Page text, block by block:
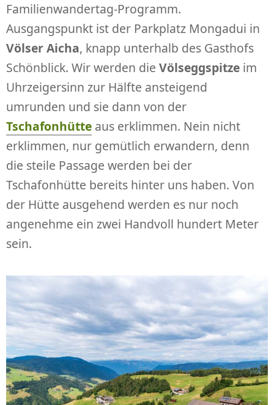
Familienwandertag-Programm.
Ausgangspunkt ist der Parkplatz Mongadui in
Völser Aicha, knapp unterhalb des Gasthofs
Schönblick. Wir werden die Völseggspitze im
Uhrzeigersinn zur Hälfte ansteigend
umrunden und sie dann von der
Tschafonhütte aus erklimmen. Nein nicht
erklimmen, nur gemütlich erwandern, denn
die steile Passage werden bei der
Tschafonhütte bereits hinter uns haben. Von
der Hütte ausgehend werden es nur noch
angenehme ein zwei Handvoll hundert Meter
sein.